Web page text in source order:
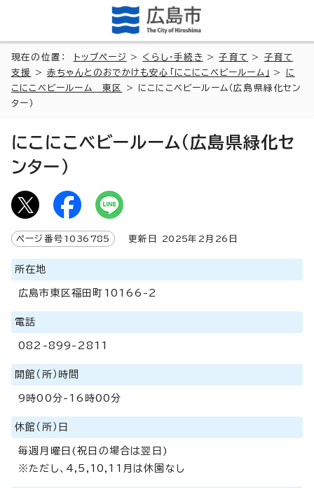
現在の位置： トップページ > くらし・手続き >子育て > 子育て
支援
>赤ちゃんとのおでかけも安心「にこにこベビールーム」 >
に
こにこベビールーム 東区
> にこにこベビールーム（広島県緑化セン
ター）
にこにこベビールーム（広島県緑化セ
ンター）
ページ番号 1036785 更新日 2025年2月 26 日
所在地
広島市東区福田町10166-2
電話
082-899-2811
開館（所）時間
9時00分-16時00分
休館（所）日
毎週月曜日(祝日の場合は翌日)
※ただし、4,5,10,11月は休園なし